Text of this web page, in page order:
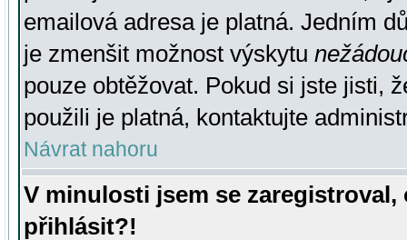
emailová adresa je platná. Jedním
je zmenšit možnost výskytu
pouze obtěžovat. Pokud si jste jisti,
použili je platná, kontaktujte
Návrat nahoru
V minulosti jsem se
přihlásit?!